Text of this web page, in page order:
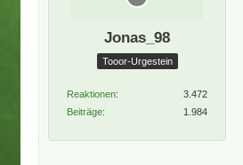
Jonas_98
Tooor-Urgestein
Reaktionen
3.472
Beiträge
1.984